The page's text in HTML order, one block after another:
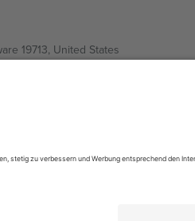
19713, United States
Sofia, Bulgaria
06700 Ciudad de México, CDMX,